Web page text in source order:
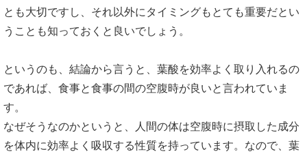
とも大切ですし、それ以外にタイミングもとても重要だとい
うことも知っておくと良いでしょう。
というのも、結論から言うと、葉酸を効率よく取り入れるの
であれば、食事と食事の間の空腹時が良いと言われていま
す。
なぜそうなのかというと、人間の体は空腹時に摂取した成分
を体内に効率よく吸収する性質を持っています。なので、葉